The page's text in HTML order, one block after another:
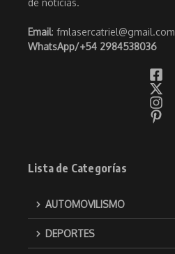
de noticias.
Email: fmlasercatriel@gmail.com
WhatsApp/+54 2984538036
Lista de Categorías
AUTOMOVILISMO
DEPORTES